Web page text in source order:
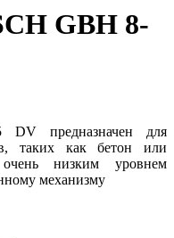
GBH 8-
DV предназначен для
таких как бетон или
низким уровнем
механизму